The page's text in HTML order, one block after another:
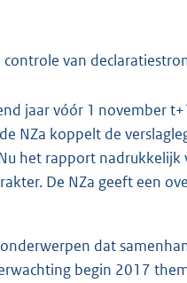
van
jaar vóór 1 november
NZa koppelt de
het rapport nadrukkelijk
De NZa geeft een
dat
begin 2017